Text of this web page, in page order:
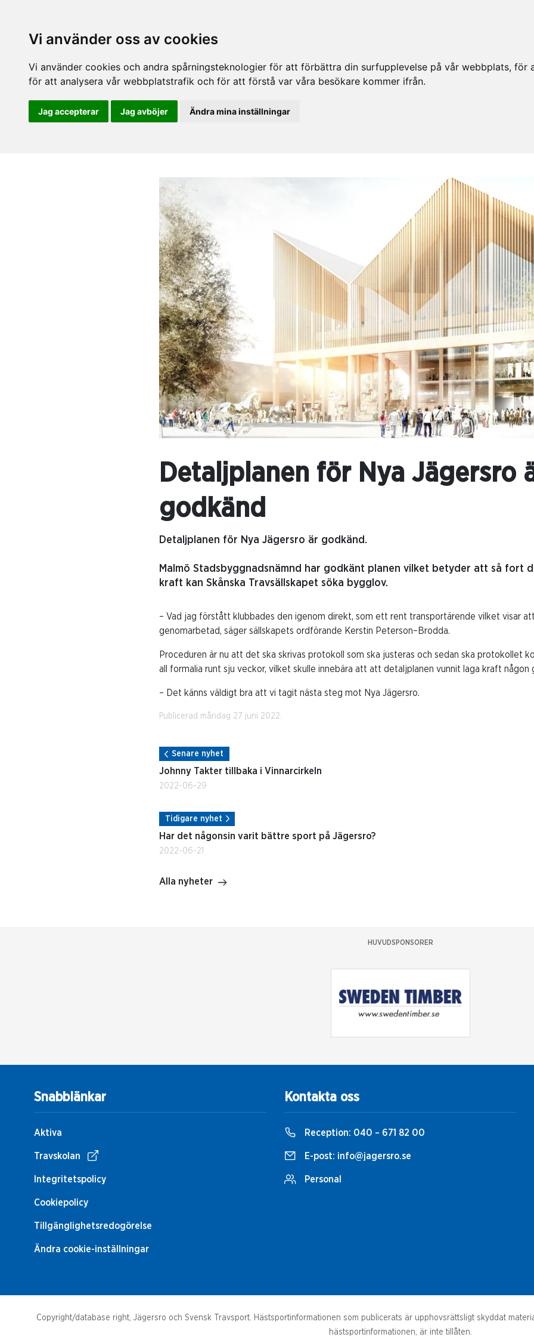
Vi använder oss av cookies
Vi använder cookies och andra spårningsteknologier för att förbättra din surfupplevelse på vår webbplats, för
för att analysera vår webbplatstrafik och för att förstå var våra besökare kommer ifrån.
Jag accepterar Jag avböjer Ändra mina inställningar
Detaljplanen för Nya Jägersro
godkänd
Detaljplanen för Nya Jägersro är godkänd.
Malmö Stadsbyggnadsnämnd har godkänt planen vilket betyder att så fort
kraft kan Skånska Travsällskapet söka bygglov.
– Vad jag förstått klubbades den igenom direkt, som ett rent transportärende vilket visar
genomarbetad, säger sällskapets ordförande Kerstin Peterson–Brodda.
Proceduren är nu att det ska skrivas protokoll som ska justeras och sedan ska protokollet
all formalia runt sju veckor, vilket skulle innebära att att detaljplanen vunnit laga kraft någon
– Det känns väldigt bra att vi tagit nästa steg mot Nya Jägersro.
Publicerad måndag 27 juni 2022.
Senare nyhet
Johnny Takter tillbaka i Vinnarcirkeln
2022-06-29
Tidigare nyhet
Har det någonsin varit bättre sport på Jägersro?
2022-06-21
Alla nyheter
HUVUDSPONSORER
Snabblänkar
Aktiva
Travskolan
Integritetspolicy
Cookiepolicy
Tillgänglighetsredogörelse
Ändra cookie-inställningar
Kontakta oss
Reception: 040 – 671 82 00
E-post: info@jagersro.se
Personal
Copyright/database right, Jägersro och Svensk Travsport. Hästsportinformationen som publicerats är upphovsrättsligt skyddat
hästsportinformationen, är inte tillåten.